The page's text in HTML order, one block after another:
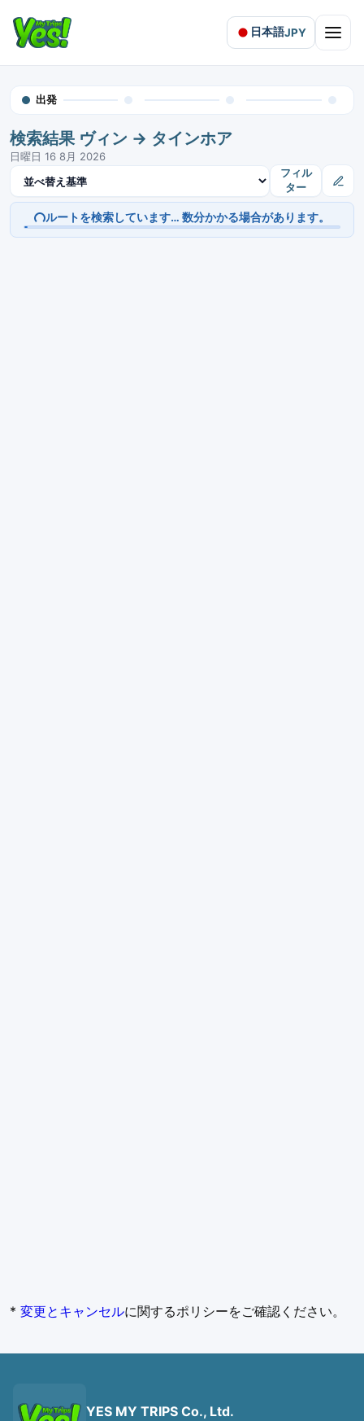
日本語JPY Open
出発
検索結果 ヴィン → タインホア
日曜日 16 8月 2026
フィル
ター
結果を並べ替え
ルートを検索しています… 数分かかる場合があります。
* 変更とキャンセルに関するポリシーをご確認ください。
YES MY TRIPS Co., Ltd.